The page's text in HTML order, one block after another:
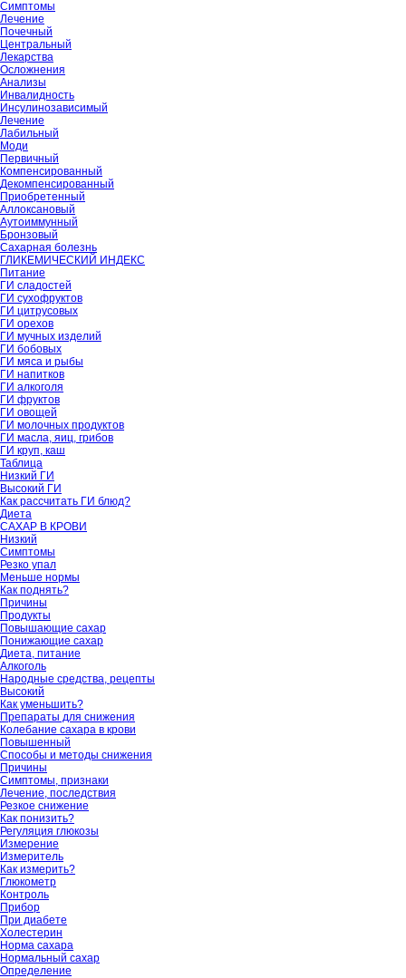
Симптомы
Лечение
Почечный
Центральный
Лекарства
Осложнения
Анализы
Инвалидность
Инсулинозависимый
Лечение
Лабильный
Моди
Первичный
Компенсированный
Декомпенсированный
Приобретенный
Аллоксановый
Аутоиммунный
Бронзовый
Сахарная болезнь
ГЛИКЕМИЧЕСКИЙ ИНДЕКС
Питание
ГИ сладостей
ГИ сухофруктов
ГИ цитрусовых
ГИ орехов
ГИ мучных изделий
ГИ бобовых
ГИ мяса и рыбы
ГИ напитков
ГИ алкоголя
ГИ фруктов
ГИ овощей
ГИ молочных продуктов
ГИ масла, яиц, грибов
ГИ круп, каш
Таблица
Низкий ГИ
Высокий ГИ
Как рассчитать ГИ блюд?
Диета
САХАР В КРОВИ
Низкий
Симптомы
Резко упал
Меньше нормы
Как поднять?
Причины
Продукты
Повышающие сахар
Понижающие сахар
Диета, питание
Алкоголь
Народные средства, рецепты
Высокий
Как уменьшить?
Препараты для снижения
Колебание сахара в крови
Повышенный
Способы и методы снижения
Причины
Симптомы, признаки
Лечение, последствия
Резкое снижение
Как понизить?
Регуляция глюкозы
Измерение
Измеритель
Как измерить?
Глюкометр
Контроль
Прибор
При диабете
Холестерин
Норма сахара
Нормальный сахар
Определение